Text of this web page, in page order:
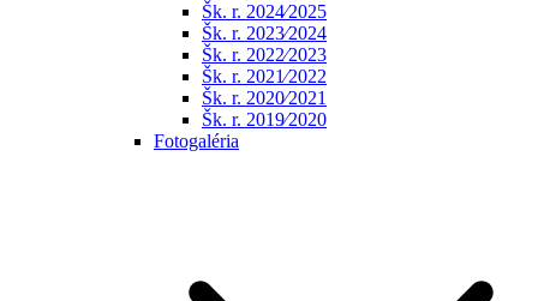
Šk. r. 2024⁄2025
Šk. r. 2023⁄2024
Šk. r. 2022⁄2023
Šk. r. 2021⁄2022
Šk. r. 2020⁄2021
Šk. r. 2019⁄2020
Fotogaléria